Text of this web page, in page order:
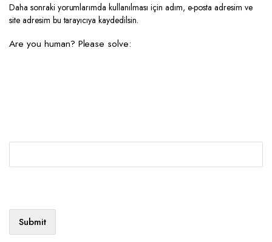
Daha sonraki yorumlarımda kullanılması için adım, e-posta adresim ve
site adresim bu tarayıcıya kaydedilsin.
Are you human? Please solve: